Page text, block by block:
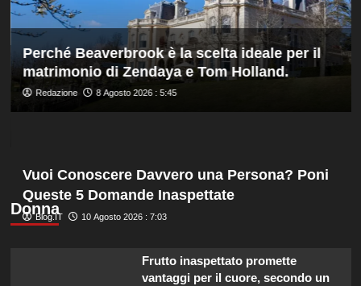
dal
Chelsea
Perché Beaverbrook è la scelta ideale per il
matrimonio di Zendaya e Tom Holland.
Redazione 8 Agosto 2026 : 5:45
Donna
Vuoi Conoscere Davvero una Persona? Poni
Queste 5 Domande Inaspettate
Blog.IT 10 Agosto 2026 : 7:03
Frutto inaspettato promette
vantaggi per il cuore, secondo un